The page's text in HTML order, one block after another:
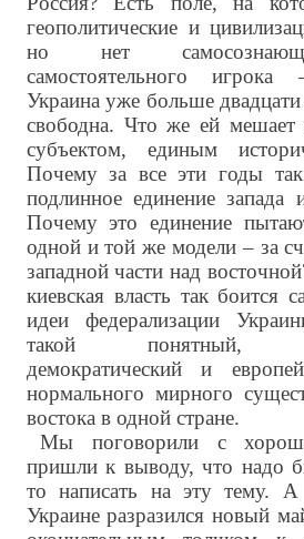
геополитические и
но нет
самостоятельного
Украина уже больше двадцати
свободна. Что же ей мешает
субъектом, единым
Почему за все эти годы
подлинное единение запада
Почему это единение
одной и той же модели – за
западной части над
киевская власть так боится
идеи федерализации
такой понятный,
демократический и
нормального мирного
востока в одной стране.
Мы поговорили с
пришли к выводу, что надо
то написать на эту тему.
Украине разразился новый